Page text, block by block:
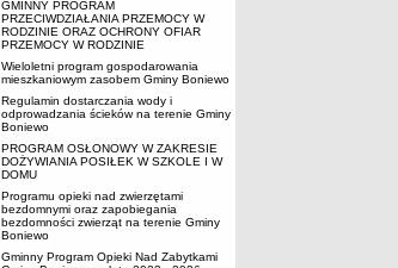
GMINNY PROGRAM
PRZECIWDZIAŁANIA PRZEMOCY W
RODZINIE ORAZ OCHRONY OFIAR
PRZEMOCY W RODZINIE
Wieloletni program gospodarowania
mieszkaniowym zasobem Gminy Boniewo
Regulamin dostarczania wody i
odprowadzania ścieków na terenie Gminy
Boniewo
PROGRAM OSŁONOWY W ZAKRESIE
DOŻYWIANIA POSIŁEK W SZKOLE I W
DOMU
Programu opieki nad zwierzętami
bezdomnymi oraz zapobiegania
bezdomności zwierząt na terenie Gminy
Boniewo
Gminny Program Opieki Nad Zabytkami